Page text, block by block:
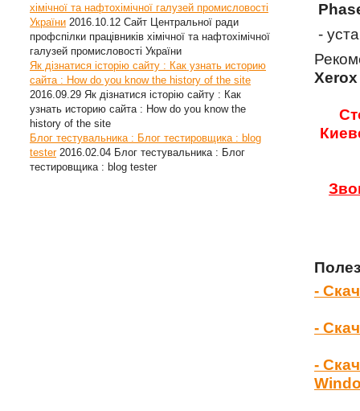
хімічної та нафтохімічної галузей промисловості
України 2016.10.12 Сайт Центральної ради
профспілки працівників хімічної та нафтохімічної
галузей промисловості України
Як дізнатися історію сайту : Как узнать историю
сайта : How do you know the history of the site
2016.09.29 Як дізнатися історію сайту : Как
узнать историю сайта : How do you know the
history of the site
Блог тестувальника : Блог тестировщика : blog
tester 2016.02.04 Блог тестувальника : Блог
тестировщика : blog tester
-
-
-
-